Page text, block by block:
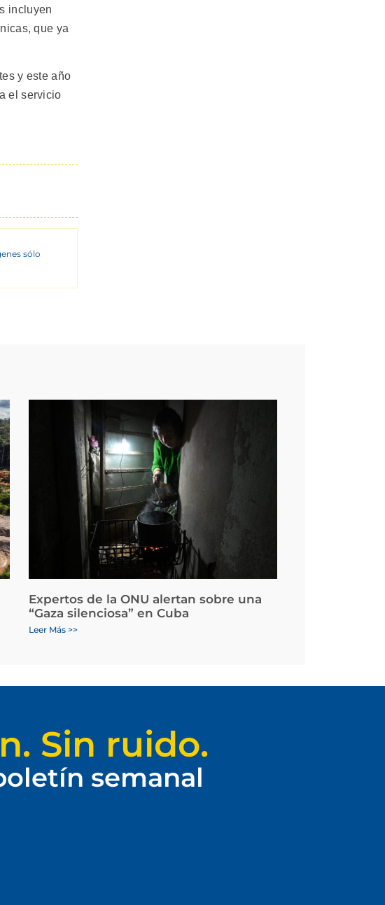
incluyen
que ya
y este año
el servicio
sólo
Expertos de la ONU alertan sobre una
“Gaza silenciosa” en Cuba
Leer Más >>
Sin ruido.
semanal